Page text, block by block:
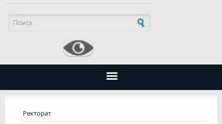
Ректорат